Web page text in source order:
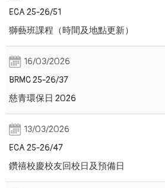
ECA 25-26/51
獅藝班課程（時間及地點更新）
16/03/2026
BRMC 25-26/37
慈青環保日 2026
13/03/2026
ECA 25-26/47
鑽禧校慶校友回校日及預備日